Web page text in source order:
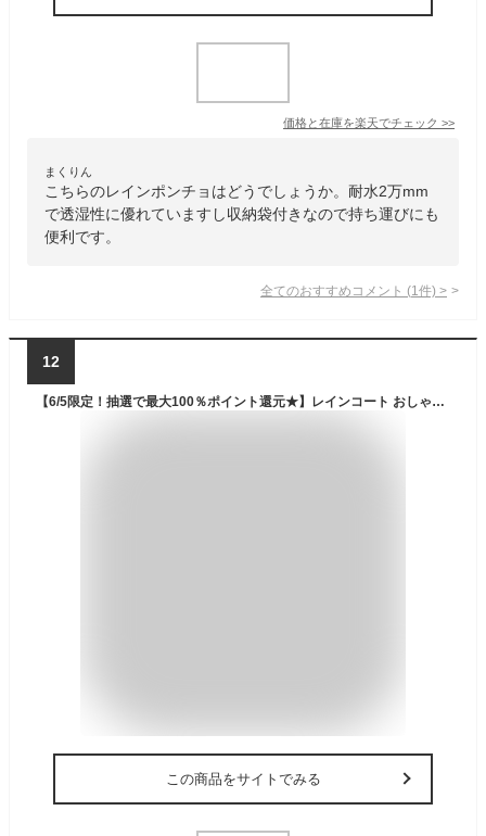
価格と在庫を楽天でチェック >>
まくりん
こちらのレインポンチョはどうでしょうか。耐水2万mm
で透湿性に優れていますし収納袋付きなので持ち運びにも
便利です。
全てのおすすめコメント (1 件) >
12
【6/5限定！抽選で最大100％ポイント還元★】レインコート おしゃれ レインポンチョ 自転車 レインウェア レディース 大人用 ロング 通勤 通学 かわいい 女性用 ママ レイン ポンチョ シンプル 雨合羽 レイングッズ カッパ バイク 軽い アウトドア フェス 防雨 かっぱ 雨具
この商品をサイトでみる